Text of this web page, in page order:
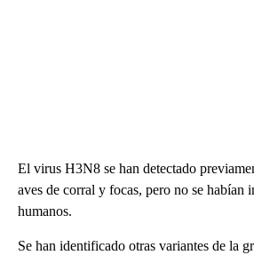
El virus H3N8 se han detectado
aves de corral y focas, pero no se habían
humanos.
Se han identificado otras variantes de la